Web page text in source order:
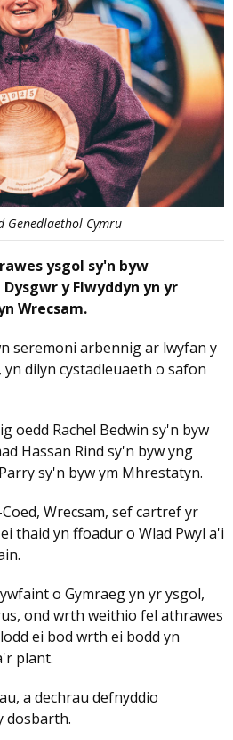
Genedlaethol Cymru
ysgol sy'n byw
y Flwyddyn yn yr
Wrecsam.
seremoni arbennig ar lwyfan y
dilyn cystadleuaeth o safon
oedd Rachel Bedwin sy'n byw
Hassan Rind sy'n byw yng
sy'n byw ym Mhrestatyn.
Wrecsam, sef cartref yr
thaid yn ffoadur o Wlad Pwyl a'i
o Gymraeg yn yr ysgol,
ond wrth weithio fel athrawes
ei bod wrth ei bodd yn
plant.
a dechrau defnyddio
dosbarth.